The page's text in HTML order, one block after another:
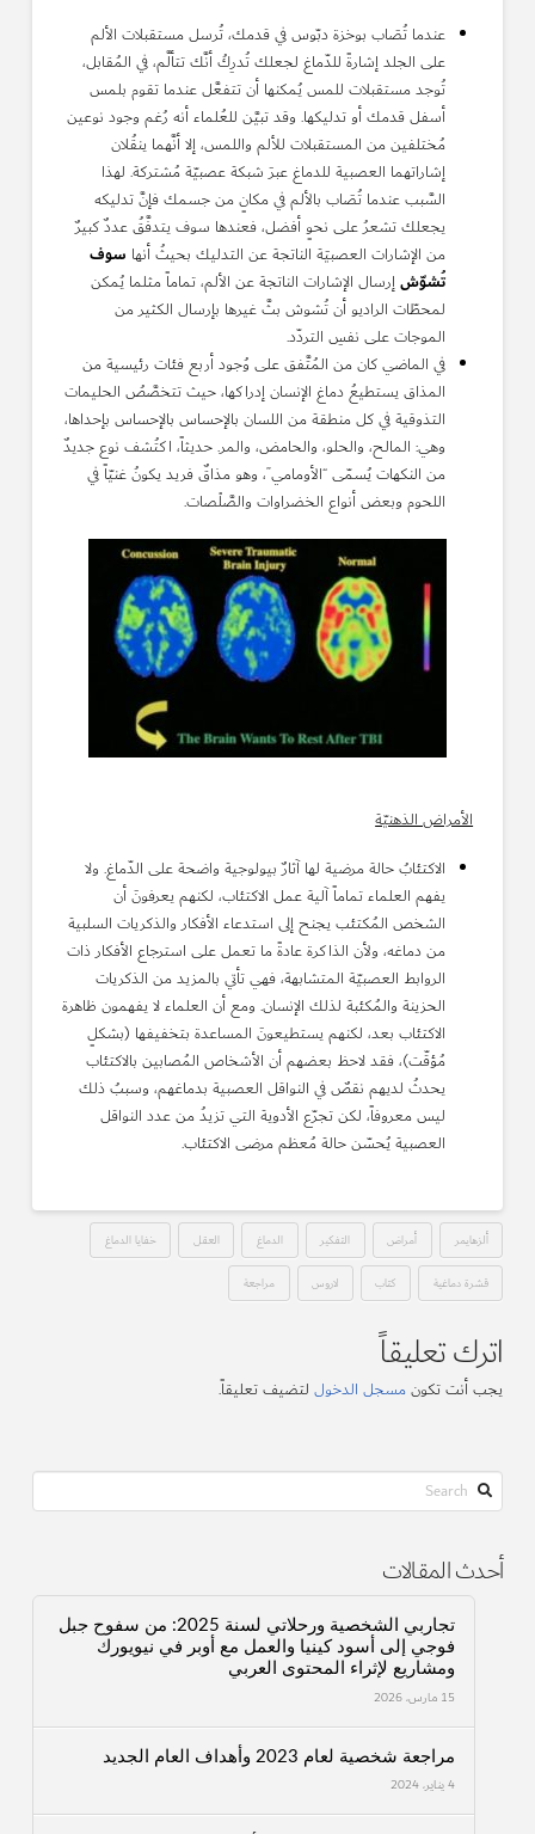
عندما تُصَاب بوخزة دبّوس في قدمك، تُرسل مستقبلات الألم
على الجلد إشارةً للدّماغ لجعلك تُدرِكُ أنَّك تتألَّم، في المُقابل،
تُوجد مستقبلات للمس يُمكنها أن تتفعَّل عندما تقوم بلمس
أسفل قدمك أو تدليكها. وقد تبيَّن للعُلماء أنه رُغم وجود نوعين
مُختلفين من المستقبلات للألم واللمس، إلا أنَّهما ينقُلان
إشاراتهما العصبية للدماغ عبرَ شبكة عصبيّة مُشتركة. لهذا
السَّبب عندما تُصَاب بالألم في مكانٍ من جسمك فإنَّ تدليكه
يجعلك تشعرُ على نحوٍ أفضل، فعندها سوف يتدفَّقُ عددٌ كبيرٌ
من الإشارات العصبيَة الناتجة عن التدليك بحيثُ أنها سوف
تُشوّشإرسال الإشارات الناتجة عن الألم، تماماً مثلما يُمكن
لمحطّات الراديو أن تُشوش بثَّ غيرها بإرسال الكثير من
الموجات على نفسِ التردّد.
في الماضي كان من المُتَّفق على وُجود أربع فئات رئيسية من
المذاق يستطيعُ دماغ الإنسان إدراكها، حيث تتخصَّصُ الحليمات
التذوقية في كل منطقة من اللسان بالإحساس بالإحساس بإحداها،
وهي: المالح، والحلو، والحامض، والمر. حديثاً، اكتُشف نوع جديدٌ
من النكهات يُسمّى “الأومامي”، وهو مذاقٌ فريد يكونُ غنيّاً في
اللحوم وبعض أنواع الخضراوات والصَّلْصات.
الأمراض الذهنيّة
الاكتئابُ حالة مرضية لها آثارٌ بيولوجية واضحة على الدّماغ. ولا
يفهم العلماء تماماً آلية عمل الاكتئاب، لكنهم يعرفونَ أن
الشخص المُكتئب يجنح إلى استدعاء الأفكار والذكريات السلبية
من دماغه، ولأن الذاكرة عادةً ما تعمل على استرجاع الأفكار ذات
الروابط العصبيّة المتشابهة، فهي تأتي بالمزيد من الذكريات
الحزينة والمُكئبة لذلك الإنسان. ومع أن العلماء لا يفهمون ظاهرة
الاكتئاب بعد، لكنهم يستطيعونَ المساعدة بتخفيفها (بشكلٍ
مُؤقّت)، فقد لاحظ بعضهم أن الأشخاص المُصابين بالاكتئاب
يحدثُ لديهم نقصٌ في النواقل العصبية بدماغهم، وسببُ ذلك
ليس معروفاً، لكن تجرّع الأدوية التي تزيدُ من عدد النواقل
العصبية يُحسّن حالة مُعظم مرضى الاكتئاب.
ألزهايمر أمراض التفكير الدماغ العقل خفايا الدماغ
قشرة دماغية كتاب لاروس مراجعة
اترك تعليقاً
يجب أنت تكونمسجل الدخوللتضيف تعليقاً.
Search
أحدث المقالات
تجاربي الشخصية ورحلاتي لسنة 2025: من سفوح جبل
فوجي إلى أسود كينيا والعمل مع أوبر في نيويورك
ومشاريع لإثراء المحتوى العربي
15 مارس، 2026
مراجعة شخصية لعام 2023 وأهداف العام الجديد
4 يناير، 2024